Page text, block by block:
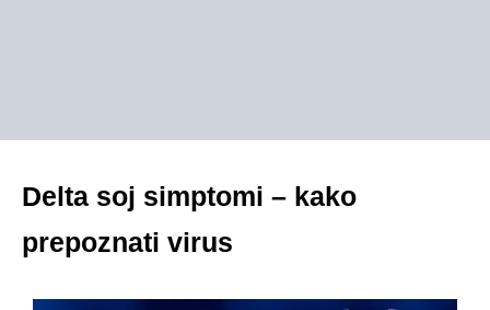
Delta soj simptomi – kako
prepoznati virus